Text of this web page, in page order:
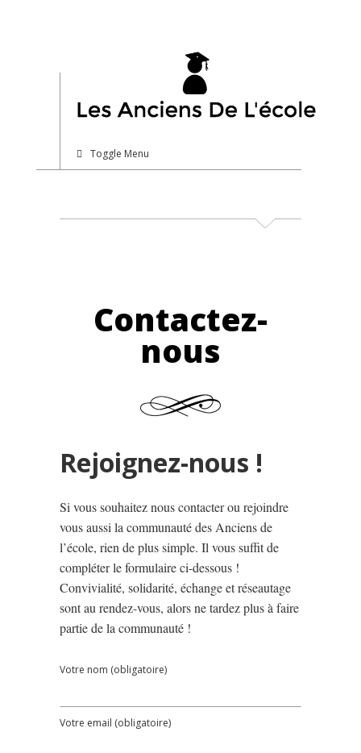
Toggle Menu
Contactez-
nous
Rejoignez-nous !
Si vous souhaitez nous contacter ou rejoindre
vous aussi la communauté des Anciens de
l’école, rien de plus simple. Il vous suffit de
compléter le formulaire ci-dessous !
Convivialité, solidarité, échange et réseautage
sont au rendez-vous, alors ne tardez plus à faire
partie de la communauté !
Votre nom (obligatoire)
Votre email (obligatoire)